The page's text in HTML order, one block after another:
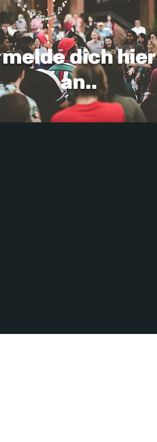
melde dich hier
an..